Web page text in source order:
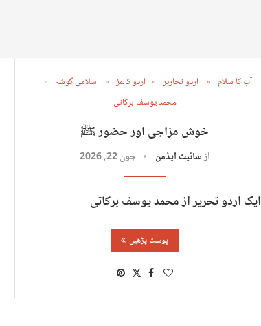
آپ کا سلام اردو تحاریر اردو کالمز
اسلامی گوشہ
محمد یوسف برکاتی
خوش مزاجی اور حضور ﷺ
ازسائیٹ ایڈمن جون 22, 2026
ایک اردو تحریر از محمد یوسف برکاتی
پوسٹ پڑھیں